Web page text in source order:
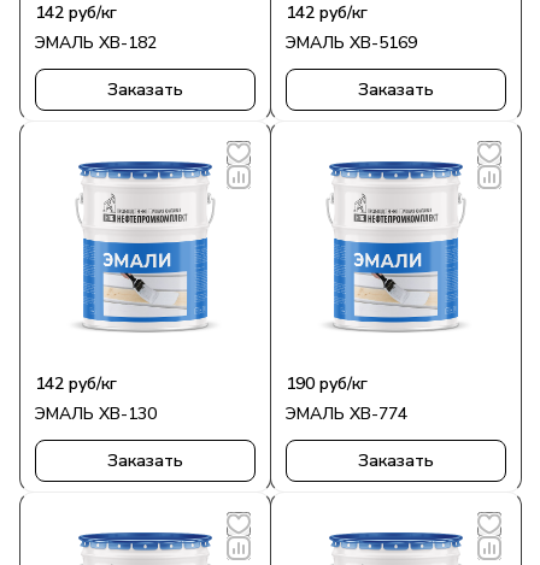
142 руб/кг
ЭМАЛЬ ХВ-182
Заказать
142 руб/кг
ЭМАЛЬ ХВ-5169
Заказать
142 руб/кг
ЭМАЛЬ ХВ-130
Заказать
190 руб/кг
ЭМАЛЬ ХВ-774
Заказать